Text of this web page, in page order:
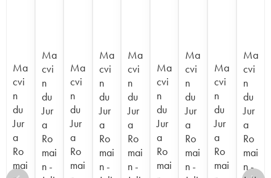
Ma
cvi
n
du
Jur
a
Ro
mai
Ma
cvi
n
du
Jur
a
Ro
mai
n -
Ma
cvi
n
du
Jur
a
Ro
mai
Ma
cvi
n
du
Jur
a
Ro
mai
n -
Ma
cvi
n
du
Jur
a
Ro
mai
n -
Ma
cvi
n
du
Jur
a
Ro
mai
Ma
cvi
n
du
Jur
a
Ro
mai
n -
Ma
cvi
n
du
Jur
a
Ro
mai
Ma
cvi
n
du
Jur
a
Ro
mai
n -